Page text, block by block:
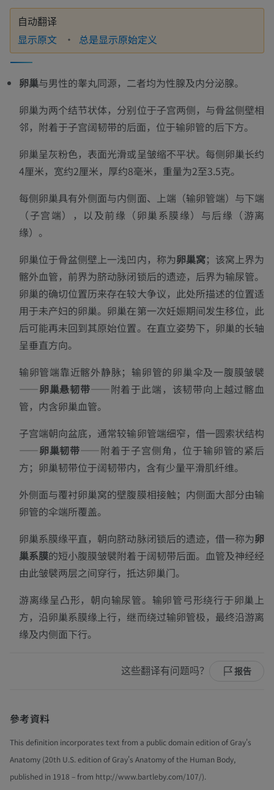
自动翻译
显示原文 总是显示原始定义
卵巢与男性的睾丸同源，二者均为性腺及内分泌腺。
卵巢为两个结节状体，分别位于子宫两侧，与骨盆侧壁相
邻，附着于子宫阔韧带的后面，位于输卵管的后下方。
卵巢呈灰粉色，表面光滑或呈皱缩不平状。每侧卵巢长约
4厘米，宽约2厘米，厚约8毫米，重量为2至3.5克。
每侧卵巢具有外侧面与内侧面、上端（输卵管端）与下端
（子宫端），以及前缘（卵巢系膜缘）与后缘（游离
缘）。
卵巢位于骨盆侧壁上一浅凹内，称为卵巢窝；该窝上界为
髂外血管，前界为脐动脉闭锁后的遗迹，后界为输尿管。
卵巢的确切位置历来存在较大争议，此处所描述的位置适
用于未产妇的卵巢。卵巢在第一次妊娠期间发生移位，此
后可能再未回到其原始位置。在直立姿势下，卵巢的长轴
呈垂直方向。
输卵管端靠近髂外静脉；输卵管的卵巢伞及一腹膜皱襞
——卵巢悬韧带——附着于此端，该韧带向上越过髂血
管，内含卵巢血管。
子宫端朝向盆底，通常较输卵管端细窄，借一圆索状结构
——卵巢韧带——附着于子宫侧角，位于输卵管的紧后
方；卵巢韧带位于阔韧带内，含有少量平滑肌纤维。
外侧面与覆衬卵巢窝的壁腹膜相接触； 内侧面大部分由输
卵管的伞端所覆盖。
卵巢系膜缘平直，朝向脐动脉闭锁后的遗迹，借一称为卵
巢系膜的短小腹膜皱襞附着于阔韧带后面。血管及神经经
由此皱襞两层之间穿行，抵达卵巢门。
游离缘呈凸形，朝向输尿管。输卵管弓形绕行于卵巢上
方，沿卵巢系膜缘上行，继而绕过输卵管极，最终沿游离
缘及内侧面下行。
这些翻译有问题吗？ 报告
參考資料
This definition incorporates text from a public domain edition of Gray's
Anatomy (20th U.S. edition of Gray's Anatomy of the Human Body,
published in 1918 – from http://www.bartleby.com/107/).